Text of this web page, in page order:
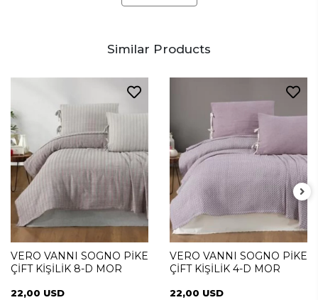
Similar Products
VERO VANNI SOGNO PİKE
ÇİFT KİŞİLİK 8-D MOR
22,00 USD
VERO VANNI SOGNO PİKE
ÇİFT KİŞİLİK 4-D MOR
22,00 USD